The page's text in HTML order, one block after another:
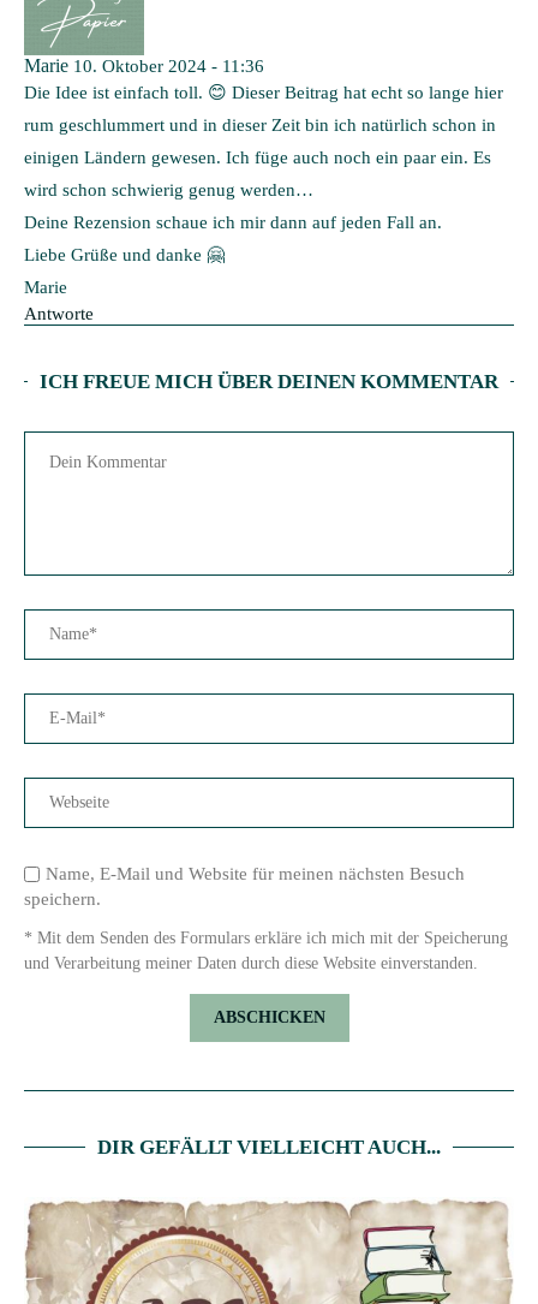
Marie 10. Oktober 2024 - 11:36
Die Idee ist einfach toll. 😊 Dieser Beitrag hat echt so lange hier
rum geschlummert und in dieser Zeit bin ich natürlich schon in
einigen Ländern gewesen. Ich füge auch noch ein paar ein. Es
wird schon schwierig genug werden…
Deine Rezension schaue ich mir dann auf jeden Fall an.
Liebe Grüße und danke 🤗
Marie
Antworte
ICH FREUE MICH ÜBER DEINEN KOMMENTAR
Name, E-Mail und Website für meinen nächsten Besuch
speichern.
* Mit dem Senden des Formulars erkläre ich mich mit der Speicherung
und Verarbeitung meiner Daten durch diese Website einverstanden.
DIR GEFÄLLT VIELLEICHT AUCH...